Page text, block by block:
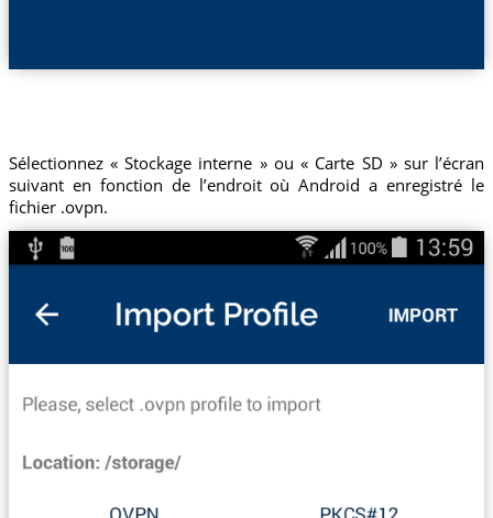
Sélectionnez « Stockage interne » ou « Carte SD » sur l’écran
suivant en fonction de l’endroit où Android a enregistré le
fichier .ovpn.